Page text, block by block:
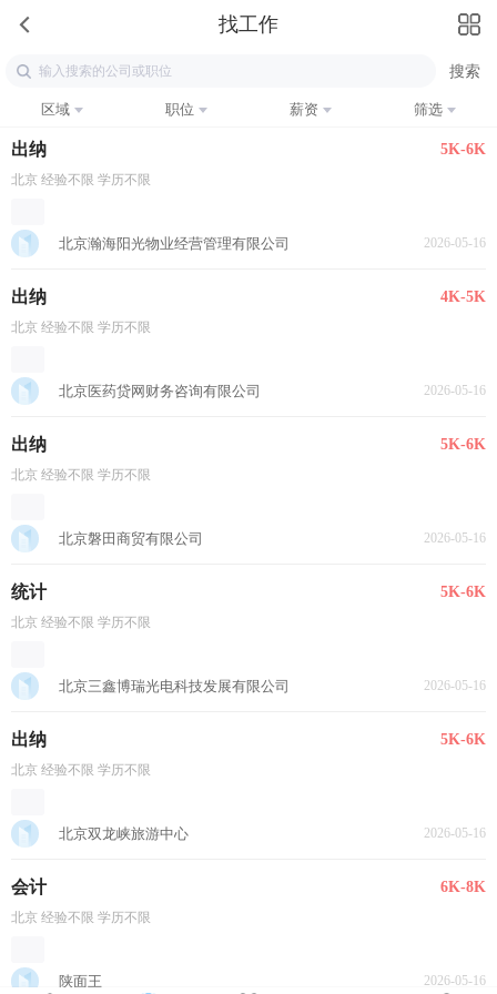
找工作
区域 职位 薪资 筛选
出纳 5K-6K
北京 经验不限 学历不限
北京瀚海阳光物业经营管理有限公司 2026-05-16
出纳 4K-5K
北京 经验不限 学历不限
北京医药贷网财务咨询有限公司 2026-05-16
出纳 5K-6K
北京 经验不限 学历不限
北京磐田商贸有限公司 2026-05-16
统计 5K-6K
北京 经验不限 学历不限
北京三鑫博瑞光电科技发展有限公司 2026-05-16
出纳 5K-6K
北京 经验不限 学历不限
北京双龙峡旅游中心 2026-05-16
会计 6K-8K
北京 经验不限 学历不限
陕面王 2026-05-16